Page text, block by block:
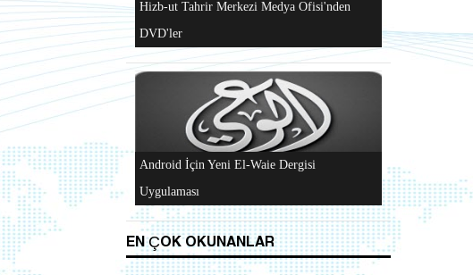
Al-Raya Gazetesi Yeniden Yayında
Hizb-ut Tahrir Merkezi Medya Ofisi'nden
Düzenlediği Küresel Faaliyetler..." DVD'si
EN ÇOK OKUNANLAR